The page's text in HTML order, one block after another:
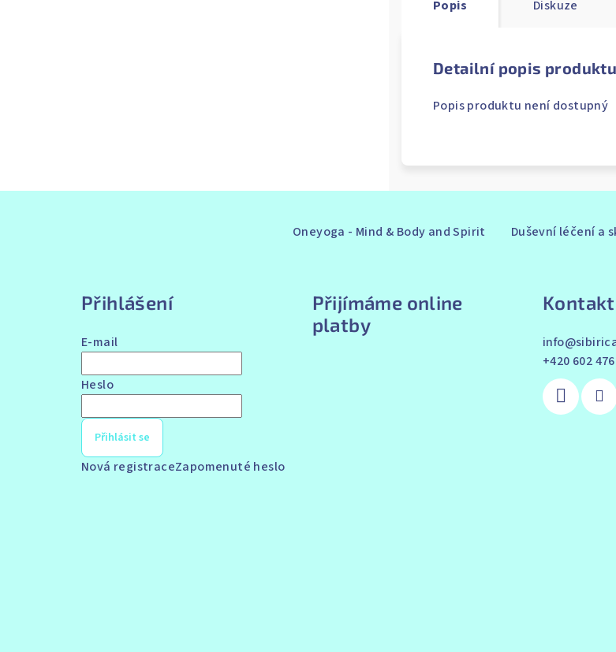
Popis Diskuze
Detailní popis produktu
Popis produktu není dostupný
Oneyoga - Mind & Body and Spirit Duševní léčení a
Přihlášení
E-mail
Heslo
Přihlásit se
Nová registraceZapomenuté heslo
Přijímáme online
platby
Kontakt
info@
+420 602